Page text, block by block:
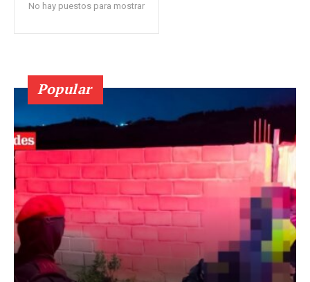
No hay puestos para mostrar
Popular